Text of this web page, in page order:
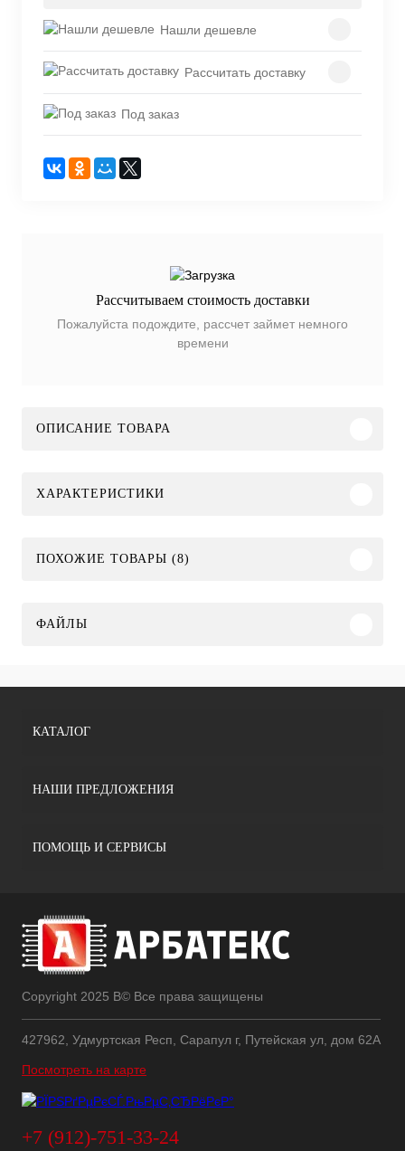
Нашли дешевле
Рассчитать доставку
Под заказ
Рассчитываем стоимость доставки
Пожалуйста подождите, рассчет займет немного
времени
ОПИСАНИЕ ТОВАРА
ХАРАКТЕРИСТИКИ
ПОХОЖИЕ ТОВАРЫ (8)
ФАЙЛЫ
КАТАЛОГ
НАШИ ПРЕДЛОЖЕНИЯ
ПОМОЩЬ И СЕРВИСЫ
Copyright 2025 В© Все права защищены
427962, Удмуртская Респ, Сарапул г, Путейская ул, дом 62А
Посмотреть на карте
+7 (912)-751-33-24